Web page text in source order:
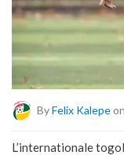
ByFelix Kalepe
L’internationale